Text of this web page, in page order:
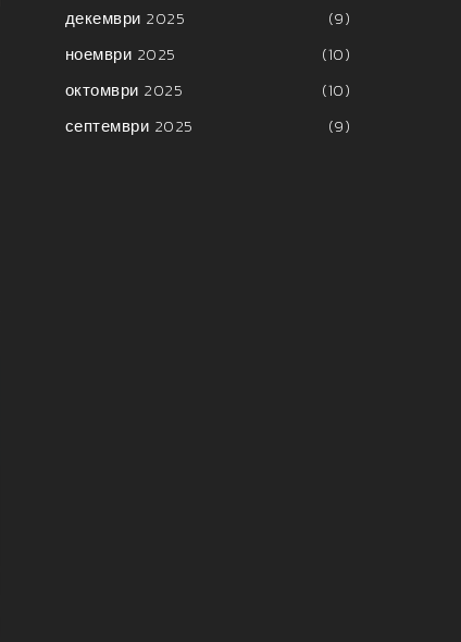
декември 2025
(9)
ноември 2025
(10)
октомври 2025
(10)
септември 2025
(9)